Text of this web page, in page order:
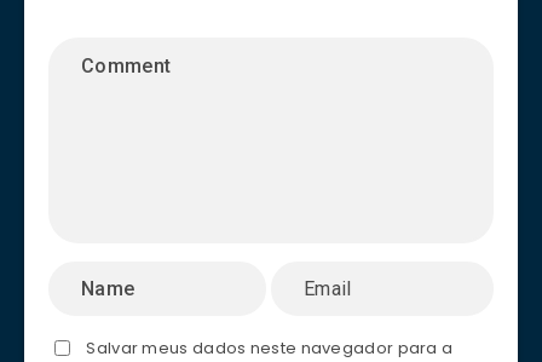
Salvar meus dados neste navegador para a